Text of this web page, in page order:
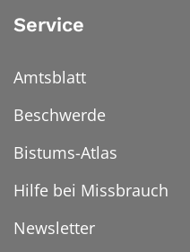
Service
Amtsblatt
Beschwerde
Bistums-Atlas
Hilfe bei Missbrauch
Newsletter